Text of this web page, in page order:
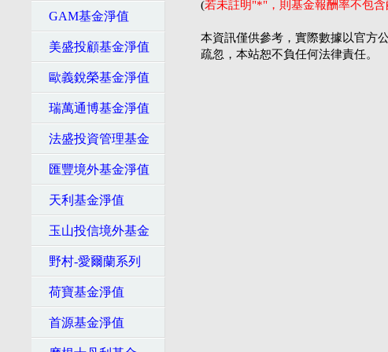
GAM基金淨值
美盛投顧基金淨值
歐義銳榮基金淨值
瑞萬通博基金淨值
法盛投資管理基金
匯豐境外基金淨值
天利基金淨值
玉山投信境外基金
野村-愛爾蘭系列
荷寶基金淨值
首源基金淨值
(若未註明"*"，則基金報酬率不包
本資訊僅供參考，實際數據以官方
疏忽，本站恕不負任何法律責任。